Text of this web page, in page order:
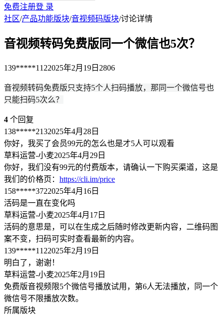
免费注册登 录
社区/产品功能版块/音视频码版块/讨论详情
音视频转码免费版同一个微信也5次？
139*****1122025年2月19日 2806
音视频转码免费版只支持5个人扫码播放，那同一个微信号也
只能扫码5次么？
4 个回复
138*****2132025年4月28日
你好，我买了会员99元的怎么也是才5人可以观看
草料运营-小麦2025年4月29日
你好，我们没有99元的付费版本，请确认一下购买渠道，这是
我们的价格页： https://cli.im/price
158*****3722025年4月16日
活码是一直在变化吗
草料运营-小麦2025年4月17日
活码的意思是，可以在生成之后随时修改更新内容，二维码图
案不变，扫码可实时查看最新的内容。
139*****1122025年2月19日
明白了，谢谢！
草料运营-小麦2025年2月19日
免费版音视频限5个微信号播放试用，第6人无法播放，同一个
微信号不限播放次数。
所属版块